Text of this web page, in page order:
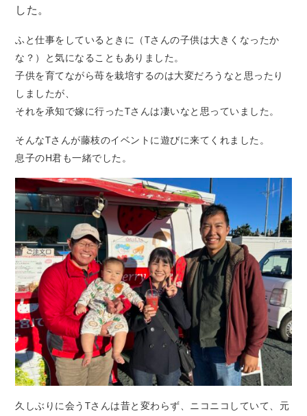
した。
ふと仕事をしているときに（Tさんの子供は大きくなったか
な？）と気になることもありました。
子供を育てながら苺を栽培するのは大変だろうなと思ったり
しましたが、
それを承知で嫁に行ったTさんは凄いなと思っていました。
そんなTさんが藤枝のイベントに遊びに来てくれました。
息子のH君も一緒でした。
久しぶりに会うTさんは昔と変わらず、ニコニコしていて、元